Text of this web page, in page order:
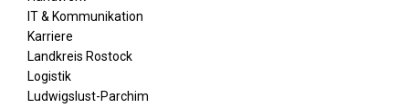
IT & Kommunikation
Karriere
Landkreis Rostock
Logistik
Ludwigslust-Parchim